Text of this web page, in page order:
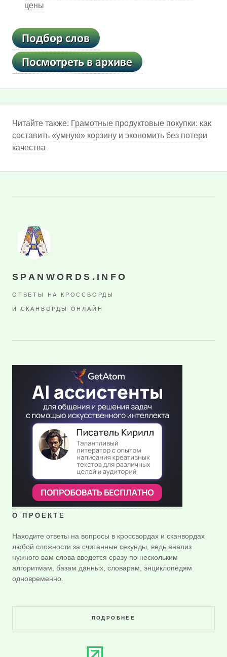
цены
Читайте также: Грамотные продуктовые покупки: как
составить «умную» корзину и экономить без потери
качества
SPANWORDS.INFO
ОТВЕТЫ НА КРОССВОРДЫ
И СКАНВОРДЫ ОНЛАЙН
О ПРОЕКТЕ
Находите ответы на вопросы в кроссвордах и сканвордах
любой сложности за считанные секунды, ведь анализ
нужного вам слова введется сразу по нескольким
алгоритмам, базам данных, словарям, энциклопедям
одновременно.
ПОДРОБНЕЕ